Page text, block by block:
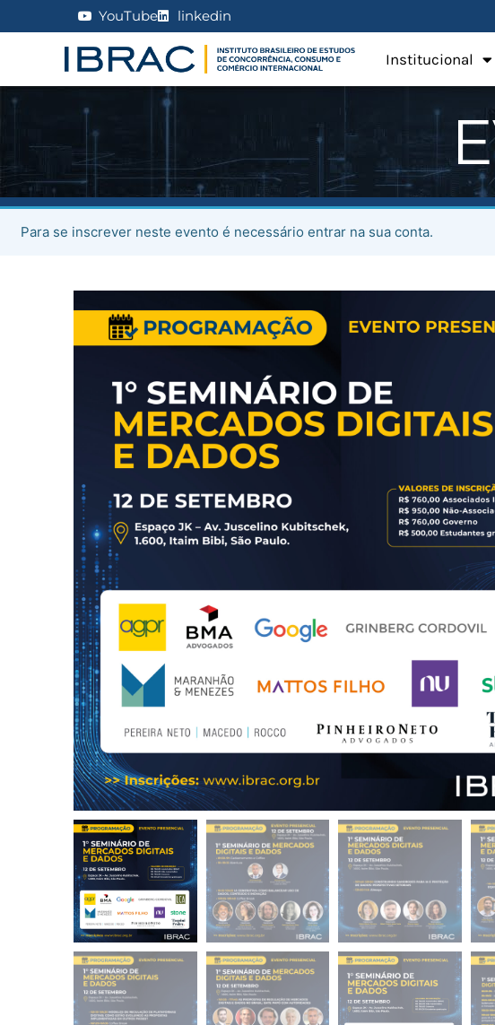
YouTube linkedin
Institucional
Para se inscrever neste evento é necessário entrar na sua conta.